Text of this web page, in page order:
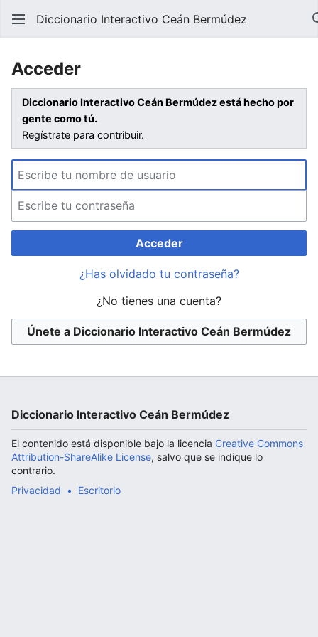
Abrir menú principal
Diccionario Interactivo Ceán Bermúdez
Acceder
Diccionario Interactivo Ceán Bermúdez está hecho por
gente como tú.
Regístrate para contribuir.
Acceder
¿Has olvidado tu contraseña?
¿No tienes una cuenta?
Únete a Diccionario Interactivo Ceán Bermúdez
Diccionario Interactivo Ceán Bermúdez
El contenido está disponible bajo la licencia Creative Commons
Attribution-ShareAlike License, salvo que se indique lo
contrario.
Privacidad
Escritorio